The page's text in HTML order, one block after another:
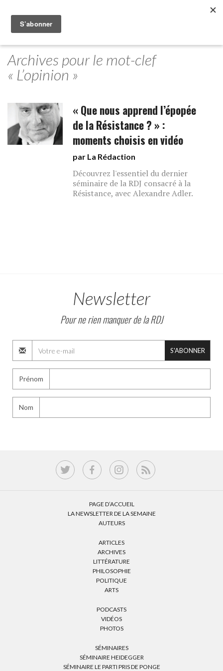
Archives pour le mot-clef
« L’opinion »
« Que nous apprend l’épopée
de la Résistance ? » :
moments choisis en vidéo
par La Rédaction
Découvrez l'essentiel du dernier
séminaire de la RDJ consacré à la
Résistance, avec Alexandre Adler.
Newsletter
Pour ne rien manquer de la RDJ
S'ABONNER
Prénom
Nom
PAGE D’ACCUEIL
LA NEWSLETTER DE LA SEMAINE
AUTEURS
ARTICLES
ARCHIVES
LITTÉRATURE
PHILOSOPHIE
POLITIQUE
ARTS
PODCASTS
VIDÉOS
PHOTOS
SÉMINAIRES
SÉMINAIRE HEIDEGGER
SÉMINAIRE LE PARTI PRIS DE PONGE